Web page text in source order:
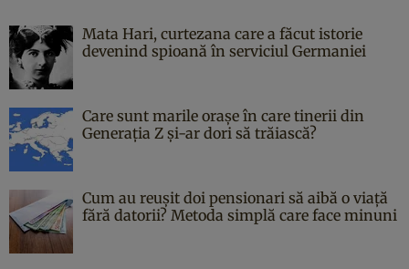
Mata Hari, curtezana care a făcut istorie
devenind spioană în serviciul Germaniei
Care sunt marile orașe în care tinerii din
Generația Z și-ar dori să trăiască?
Cum au reușit doi pensionari să aibă o viață
fără datorii? Metoda simplă care face minuni